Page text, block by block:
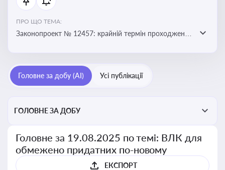
ПРО ЩО ТЕМА:
Законопроект № 12457: крайній термін проходження
Головне за добу (AI) Усі публікації
ГОЛОВНЕ ЗА ДОБУ
Головне за 19.08.2025 по темі: ВЛК для
обмежено придатних по-новому
ЕКСПОРТ